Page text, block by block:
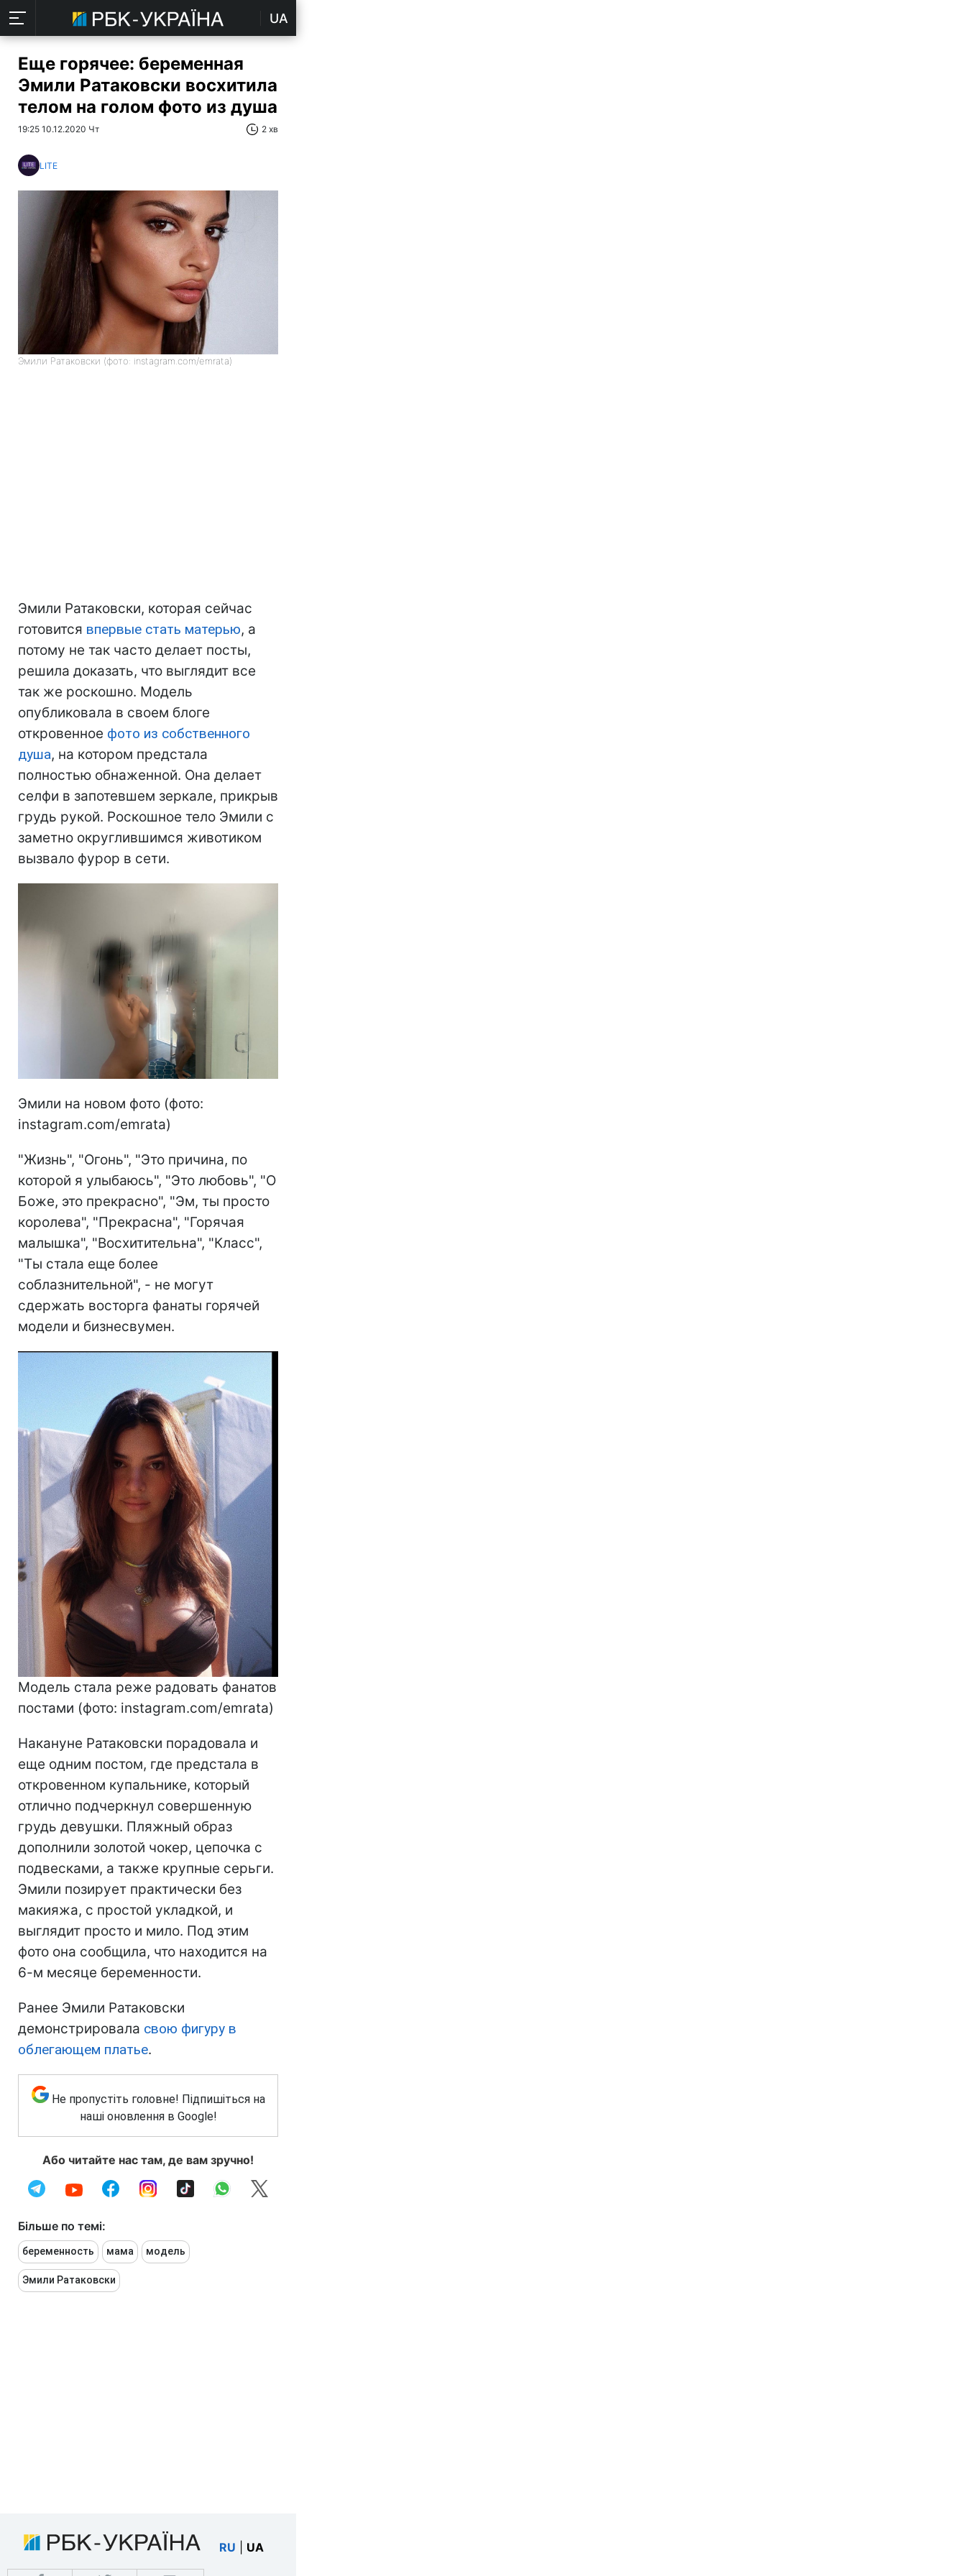
UA
Еще горячее: беременная
Эмили Ратаковски восхитила
телом на голом фото из душа
19:25 10.12.2020 Чт 2 хв
LITE
Эмили Ратаковски (фото: instagram.com/emrata)
Эмили Ратаковски, которая сейчас
готовится впервые стать матерью, а
потому не так часто делает посты,
решила доказать, что выглядит все
так же роскошно. Модель
опубликовала в своем блоге
откровенное фото из собственного
душа, на котором предстала
полностью обнаженной. Она делает
селфи в запотевшем зеркале, прикрыв
грудь рукой. Роскошное тело Эмили с
заметно округлившимся животиком
вызвало фурор в сети.
Эмили на новом фото (фото:
instagram.com/emrata)
"Жизнь", "Огонь", "Это причина, по
которой я улыбаюсь", "Это любовь", "О
Боже, это прекрасно", "Эм, ты просто
королева", "Прекрасна", "Горячая
малышка", "Восхитительна", "Класс",
"Ты стала еще более
соблазнительной", - не могут
сдержать восторга фанаты горячей
модели и бизнесвумен.
Модель стала реже радовать фанатов
постами (фото: instagram.com/emrata)
Накануне Ратаковски порадовала и
еще одним постом, где предстала в
откровенном купальнике, который
отлично подчеркнул совершенную
грудь девушки. Пляжный образ
дополнили золотой чокер, цепочка с
подвесками, а также крупные серьги.
Эмили позирует практически без
макияжа, с простой укладкой, и
выглядит просто и мило. Под этим
фото она сообщила, что находится на
6-м месяце беременности.
Ранее Эмили Ратаковски
демонстрировала свою фигуру в
облегающем платье.
Не пропустіть головне! Підпишіться на
наші оновлення в Google!
Або читайте нас там, де вам зручно!
Більше по темі:
беременность мама модель
Эмили Ратаковски
RU UA